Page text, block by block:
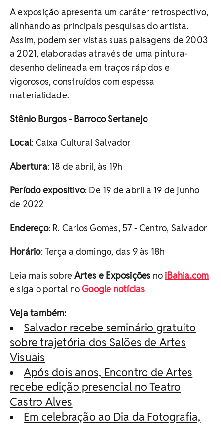
A exposição apresenta um caráter retrospectivo,
alinhando as principais pesquisas do artista.
Assim, podem ser vistas suas paisagens de 2003
a 2021, elaboradas através de uma pintura-
desenho delineada em traços rápidos e
vigorosos, construídos com espessa
materialidade.
Stênio Burgos - Barroco Sertanejo
Local: Caixa Cultural Salvador
Abertura: 18 de abril, às 19h
Período expositivo: De 19 de abril a 19 de junho
de 2022
Endereço: R. Carlos Gomes, 57 - Centro, Salvador
Horário: Terça a domingo, das 9 às 18h
Leia mais sobre Artes e Exposições no iBahia.com
e siga o portal noGoogle notícias
Veja também:
Salvador recebe seminário gratuito
sobre trajetória dos Salões de Artes
Visuais
Após dois anos, Encontro de Artes
recebe edição presencial no Teatro
Castro Alves
Em celebração ao Dia da Fotografia,